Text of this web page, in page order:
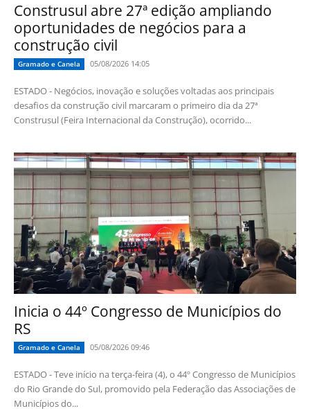
Construsul abre 27ª edição ampliando
oportunidades de negócios para a
construção civil
Gramado e Canela 05/08/2026 14:05
ESTADO - Negócios, inovação e soluções voltadas aos principais
desafios da construção civil marcaram o primeiro dia da 27ª
Construsul (Feira Internacional da Construção), ocorrido...
Inicia o 44º Congresso de Municípios do
RS
Gramado e Canela 05/08/2026 09:46
ESTADO - Teve início na terça-feira (4), o 44º Congresso de Municípios
do Rio Grande do Sul, promovido pela Federação das Associações de
Municípios do...